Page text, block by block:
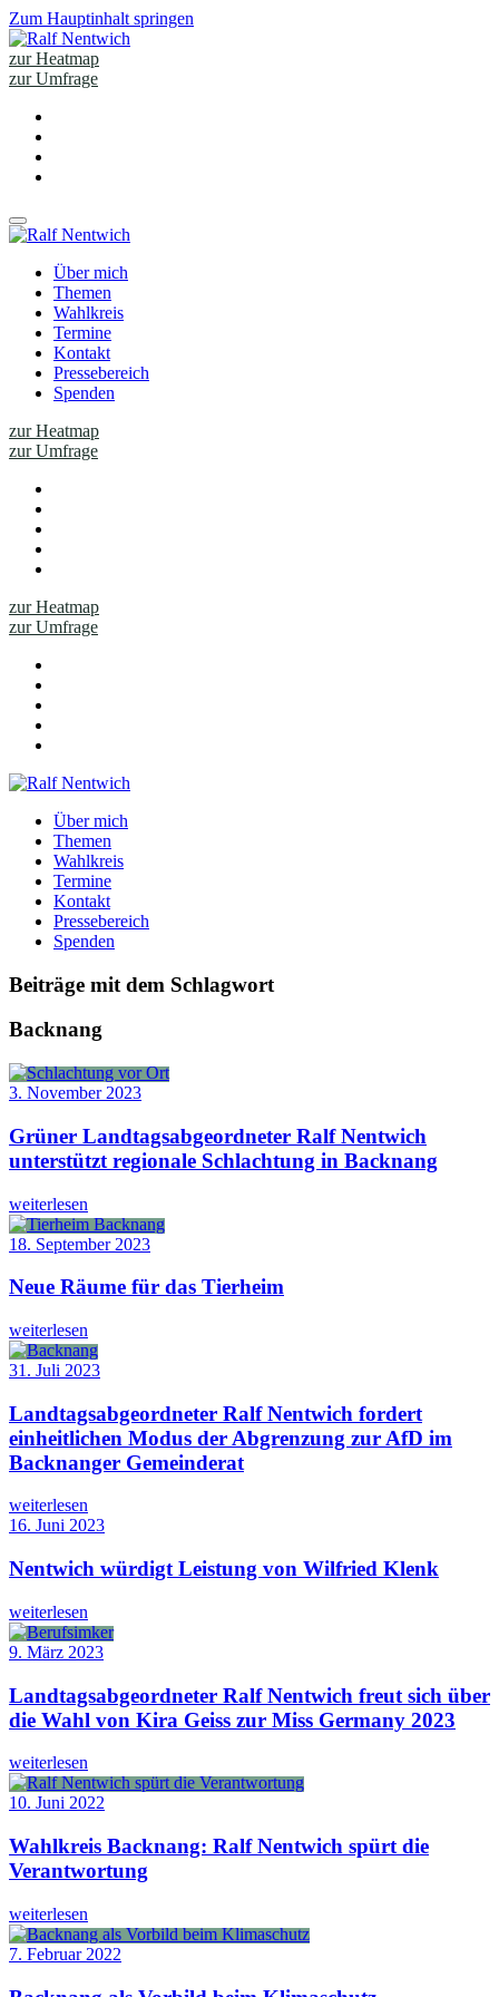
Zum Hauptinhalt springen
zur Heatmap
zur Umfrage
Über mich
Themen
Wahlkreis
Termine
Kontakt
Pressebereich
Spenden
zur Heatmap
zur Umfrage
zur Heatmap
zur Umfrage
Über mich
Themen
Wahlkreis
Termine
Kontakt
Pressebereich
Spenden
Beiträge mit dem Schlagwort
Backnang
3. November 2023
Grüner Landtagsabgeordneter Ralf Nentwich
unterstützt regionale Schlachtung in Backnang
weiterlesen
18. September 2023
Neue Räume für das Tierheim
weiterlesen
31. Juli 2023
Landtagsabgeordneter Ralf Nentwich fordert
einheitlichen Modus der Abgrenzung zur AfD im
Backnanger Gemeinderat
weiterlesen
16. Juni 2023
Nentwich würdigt Leistung von Wilfried Klenk
weiterlesen
9. März 2023
Landtagsabgeordneter Ralf Nentwich freut sich über
die Wahl von Kira Geiss zur Miss Germany 2023
weiterlesen
10. Juni 2022
Wahlkreis Backnang: Ralf Nentwich spürt die
Verantwortung
weiterlesen
7. Februar 2022